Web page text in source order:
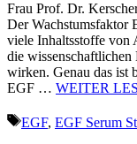
Frau Prof. Dr.
Der Wachstumsfaktor
viele Inhaltsstoffe von
die wissenschaftlichen
wirken. Genau das ist
EGF … WEITER
Schlagwörter
EGF, EGF Serum